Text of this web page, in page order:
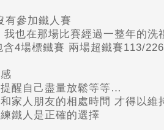
有參加鐵人賽
也在那場比賽經過一整年的洗
含4場標鐵賽 兩場超鐵賽113/
醒自己盡量放鬆等等…
家人朋友的相處時間 才得以維
鐵人是正確的選擇